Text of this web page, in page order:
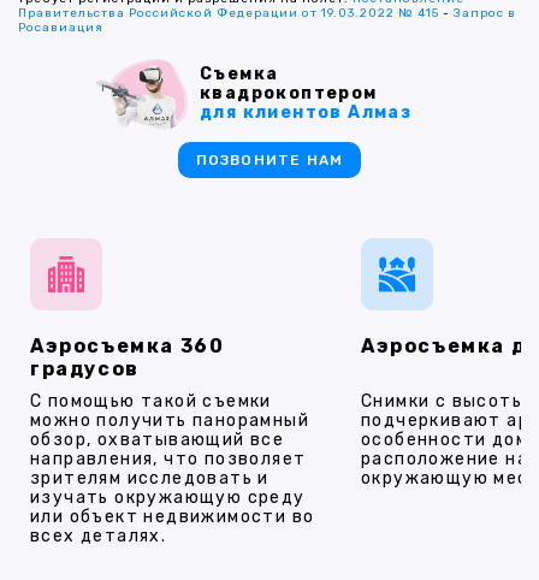
Аэросъемка 360
градусов
С помощью такой съемки
можно получить панорамный
обзор, охватывающий все
направления, что позволяет
зрителям исследовать и
изучать окружающую среду
или объект недвижимости во
всех деталях.
Аэросъемка
Снимки с высоты
подчеркивают
особенности
расположение на
окружающую
Правительства Российской Федерации от 19.03.2022 № 415 -Запрос в
Росавиация
Съемка
квадрокоптером
для клиентов Алмаз
ПОЗВОНИТЕ НАМ